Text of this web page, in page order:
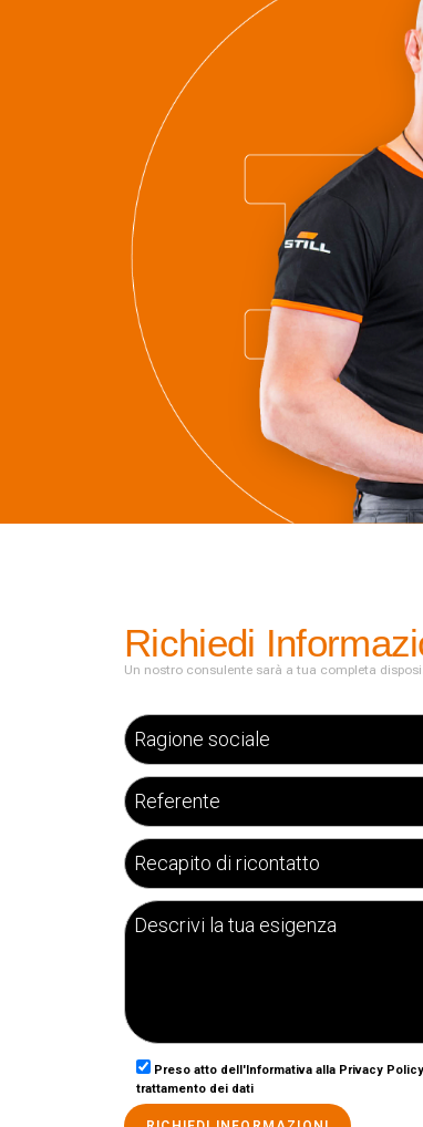
Richiedi
Un nostro consulente sarà a tua completa
Preso atto dell'Informativa alla Privacy
trattamento dei dati